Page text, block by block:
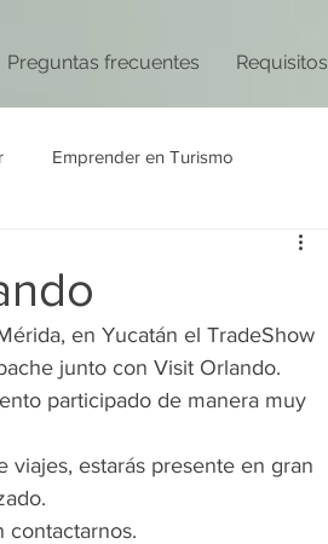
Preguntas frecuentes Requisitos
Emprender en Turismo
en Yucatán el TradeShow
junto con Visit Orlando.
participado de manera muy
viajes, estarás presente en gran
contactarnos.